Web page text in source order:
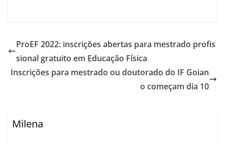
ProEF 2022: inscrições abertas para mestrado profis
sional gratuito em Educação Física
Inscrições para mestrado ou doutorado do IF Goian
o começam dia 10
Milena